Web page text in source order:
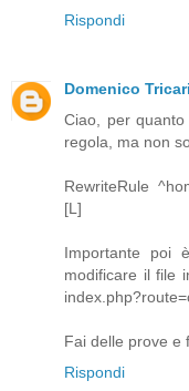
Rispondi
Domenico
Ciao, per
regola, ma non
RewriteRule
[L]
Importante poi
modificare il file
Fai delle prove e
Rispondi